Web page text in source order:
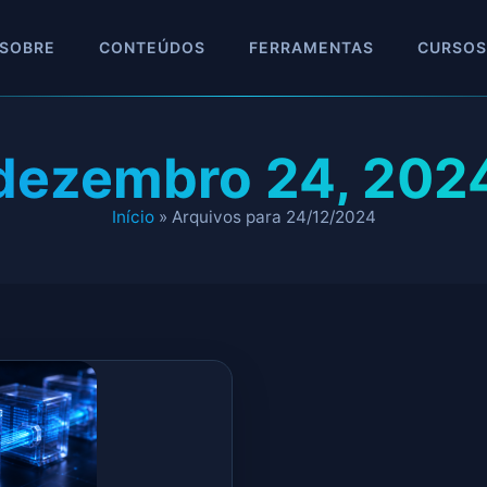
SOBRE CONTEÚDOS FERRAMENTAS CURSOS
24,
Início» Arquivos para 24/12/2024